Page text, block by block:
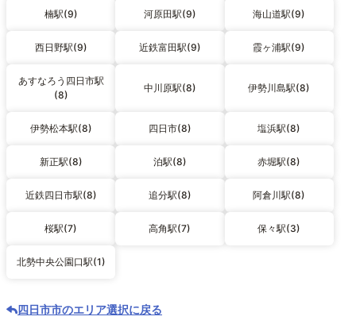
楠駅(9) 河原田駅(9) 海山道駅(9)
西日野駅(9) 近鉄富田駅(9) 霞ヶ浦駅(9)
あすなろう四日市駅
(8)
中川原駅(8) 伊勢川島駅(8)
伊勢松本駅(8) 四日市(8) 塩浜駅(8)
新正駅(8) 泊駅(8) 赤堀駅(8)
近鉄四日市駅(8) 追分駅(8) 阿倉川駅(8)
桜駅(7) 高角駅(7) 保々駅(3)
北勢中央公園口駅(1)
四日市市のエリア選択に戻る